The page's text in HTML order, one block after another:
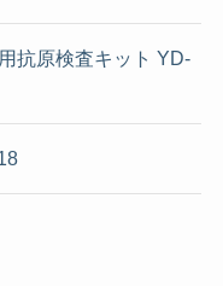
抗原検査キット YD-